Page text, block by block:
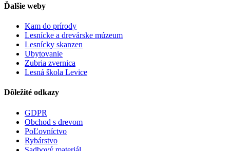
Ďalšie weby
Kam do prírody
Lesnícke a drevárske múzeum
Lesnícky skanzen
Ubytovanie
Zubria zvernica
Lesná škola Levice
Dôležité odkazy
GDPR
Obchod s drevom
PoĽovníctvo
Rybárstvo